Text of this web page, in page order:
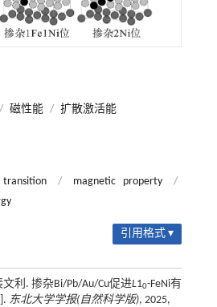
/ 磁性能 / 扩散激活能
/ magnetic property
/
引用格式 ▾
利. 掺杂Bi/Pb/Au/Cu促进L10-FeNi有
东北大学学报(自然科学版), 2025,